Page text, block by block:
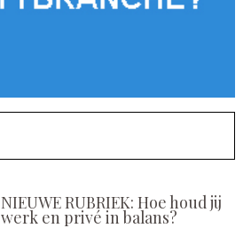
NIEUWE RUBRIEK: Hoe houd jij
werk en privé in balans?